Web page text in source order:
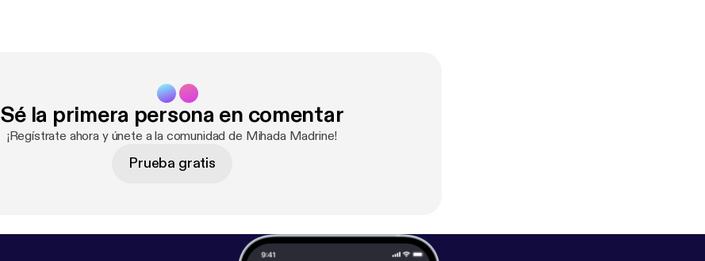
Sé la primera persona en comentar
¡Regístrate ahora y únete a la comunidad de Mihada Madrine!
Prueba gratis